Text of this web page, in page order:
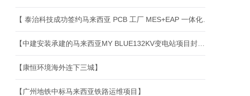
【康恒环境海外连下三城】
【广州地铁中标马来西亚铁路运维项目】